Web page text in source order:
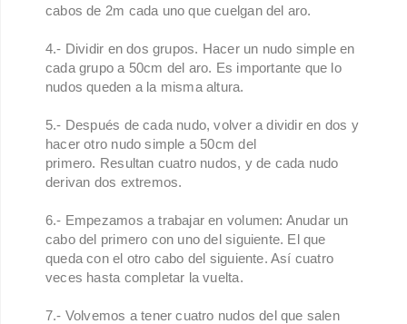
cabos de 2m cada uno que cuelgan del aro.
4.- Dividir en dos grupos. Hacer un nudo simple en
cada grupo a 50cm del aro. Es importante que lo
nudos queden a la misma altura.
5.- Después de cada nudo, volver a dividir en dos y
hacer otro nudo simple a 50cm del
primero. Resultan cuatro nudos, y de cada nudo
derivan dos extremos.
6.- Empezamos a trabajar en volumen: Anudar un
cabo del primero con uno del siguiente. El que
queda con el otro cabo del siguiente. Así cuatro
veces hasta completar la vuelta.
7.- Volvemos a tener cuatro nudos del que salen